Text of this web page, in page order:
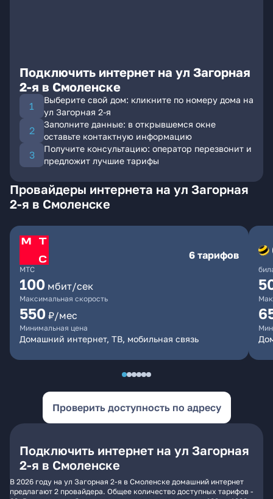
Подключить интернет на ул Загорная
2-я в Смоленске
Выберите свой дом: кликните по номеру дома на
ул Загорная 2-я
Заполните данные: в открывшемся окне
оставьте контактную информацию
Получите консультацию: оператор перезвонит и
предложит лучшие тарифы
Провайдеры интернета на ул Загорная
2-я в Смоленске
МТС
6 тарифов
100 мбит/сек
Максимальная скорость
550 ₽/мес
Минимальная цена
Домашний интернет, ТВ, мобильная связь
Проверить доступность по адресу
Подключить интернет на ул Загорная
2-я в Смоленске
В 2026 году на ул Загорная 2-я в Смоленске домашний интернет
предлагают 2 провайдера. Общее количество доступных тарифов -